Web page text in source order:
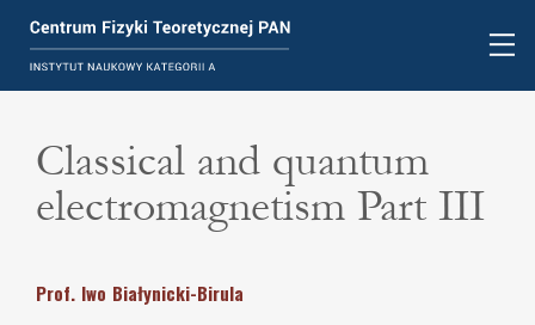
Classical and quantum
electromagnetism Part III
Prof. Iwo Białynicki-Birula